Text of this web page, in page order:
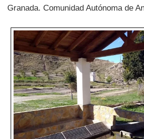
Granada. Comunidad Autónoma de